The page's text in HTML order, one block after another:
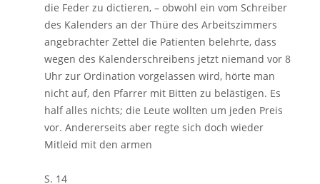
die Feder zu dictieren, – obwohl ein vom Schreiber
des Kalenders an der Thüre des Arbeitszimmers
angebrachter Zettel die Patienten belehrte, dass
wegen des Kalenderschreibens jetzt niemand vor 8
Uhr zur Ordination vorgelassen wird, hörte man
nicht auf, den Pfarrer mit Bitten zu belästigen. Es
half alles nichts; die Leute wollten um jeden Preis
vor. Andererseits aber regte sich doch wieder
Mitleid mit den armen
S. 14